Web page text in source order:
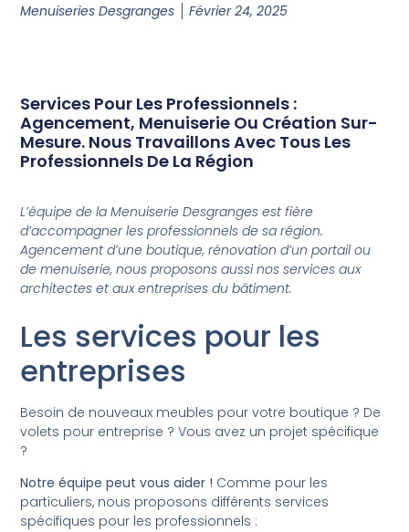
Menuiseries Desgranges Février 24, 2025
Services Pour Les Professionnels :
Agencement, Menuiserie Ou Création Sur-
Mesure. Nous Travaillons Avec Tous Les
Professionnels De La Région
L’équipe de la Menuiserie Desgranges est fière
d’accompagner les professionnels de sa région.
Agencement d’une boutique, rénovation d’un portail ou
de menuiserie, nous proposons aussi nos services aux
architectes et aux entreprises du bâtiment.
Les services pour les
entreprises
Besoin de nouveaux meubles pour votre boutique ? De
volets pour entreprise ? Vous avez un projet spécifique
?
Notre équipe peut vous aider ! Comme pour les
particuliers, nous proposons différents services
spécifiques pour les professionnels :